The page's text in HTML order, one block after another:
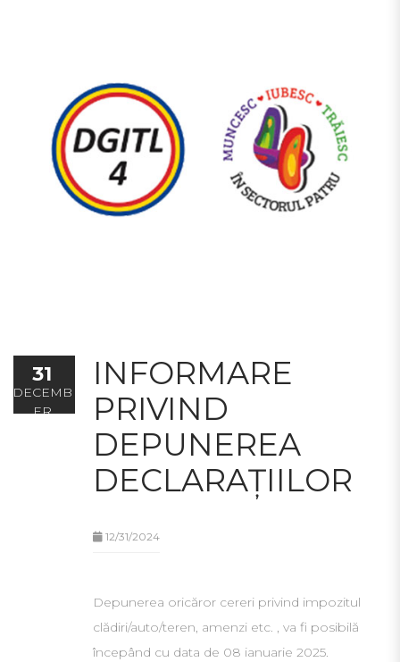
INFORMARE
PRIVIND
DEPUNEREA
DECLARAȚIILOR
12/31/2024
Depunerea oricăror cereri privind impozitul
clădiri/auto/teren, amenzi etc. , va fi posibilă
începând cu data de 08 ianuarie 2025.
31
DECEMB
ER